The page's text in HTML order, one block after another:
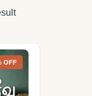
OFF